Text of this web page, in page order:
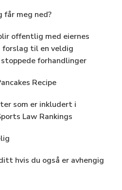
får meg ned?
offentlig med eiernes
til en veldig
stoppede forhandlinger
Recipe
som er inkludert i
Law Rankings
hvis du også er avhengig